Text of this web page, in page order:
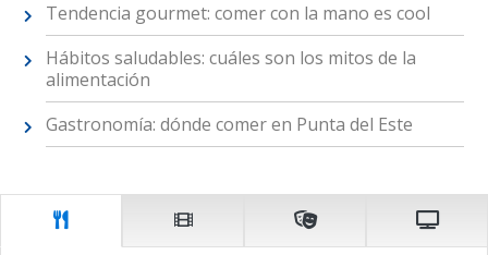
Tendencia gourmet: comer con la mano es cool
Hábitos saludables: cuáles son los mitos de la
alimentación
Gastronomía: dónde comer en Punta del Este